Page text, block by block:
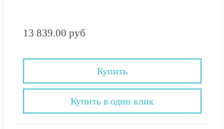
13 839.00 руб
Купить
Купить в один клик